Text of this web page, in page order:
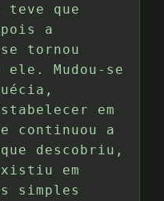
teve que
a
tornou
Mudou-se
em
continuou a
descobriu,
em
simples